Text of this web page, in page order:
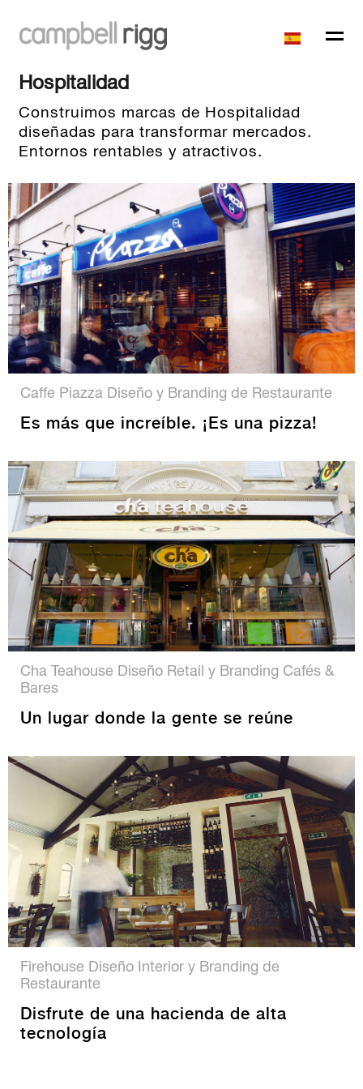
Hospitalidad
Construimos marcas de Hospitalidad
diseñadas para transformar mercados.
Entornos rentables y atractivos.
Caffe Piazza Diseño y Branding de Restaurante
Es más que increíble. ¡Es una pizza!
Cha Teahouse Diseño Retail y Branding Cafés &
Bares
Un lugar donde la gente se reúne
Firehouse Diseño Interior y Branding de
Restaurante
Disfrute de una hacienda de alta
tecnología